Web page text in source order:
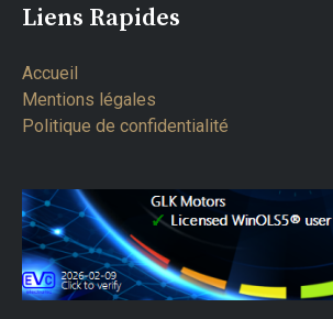
Liens Rapides
Accueil
Mentions légales
Politique de confidentialité